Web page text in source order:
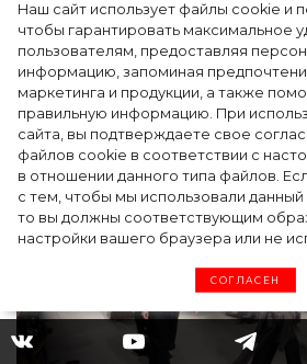
Наш сайт использует файлы cookie и
чтобы гарантировать максимальное
пользователям, предоставляя
информацию, запоминая
маркетинга и продукции, а также
правильную информацию. При
сайта, вы подтверждаете свое
файлов cookie в соответствии с
в отношении данного типа файлов.
с тем, чтобы мы использовали
то вы должны соответствующим
настройки вашего браузера или не
СОГЛАСЕН